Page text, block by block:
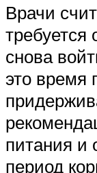
Врачи
требуется
снова
это время
питания и
период